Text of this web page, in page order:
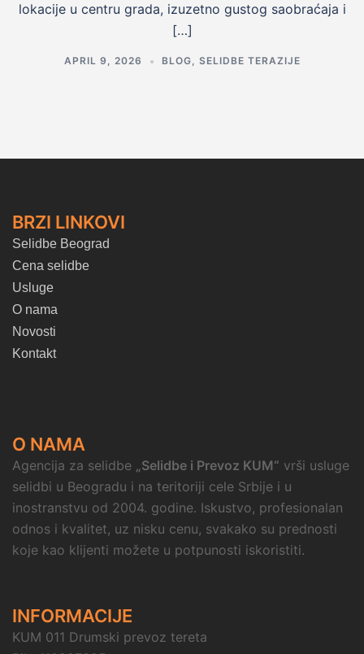
lokacije u centru grada, izuzetno gustog saobraćaja i
[…]
APRIL 9, 2026 BLOG, SELIDBE TERAZIJE
BRZI LINKOVI
Selidbe Beograd
Cena selidbe
Usluge
O nama
Novosti
Kontakt
O NAMA
Agencija za selidbe „Selidbe i Prevoz KUM“ vrši usluge
selidbi u Beogradu i na teritoriji cele Srbije i u
inostranstvu od 2004. godine. Iskustvo, profesionalan
odnos i kvalitet, uz nisku cenu, svakako su prednosti
koje kao klijenti možete u potpunosti iskoristiti.
INFORMACIJE
KUM 011 Drumski prevoz tereta